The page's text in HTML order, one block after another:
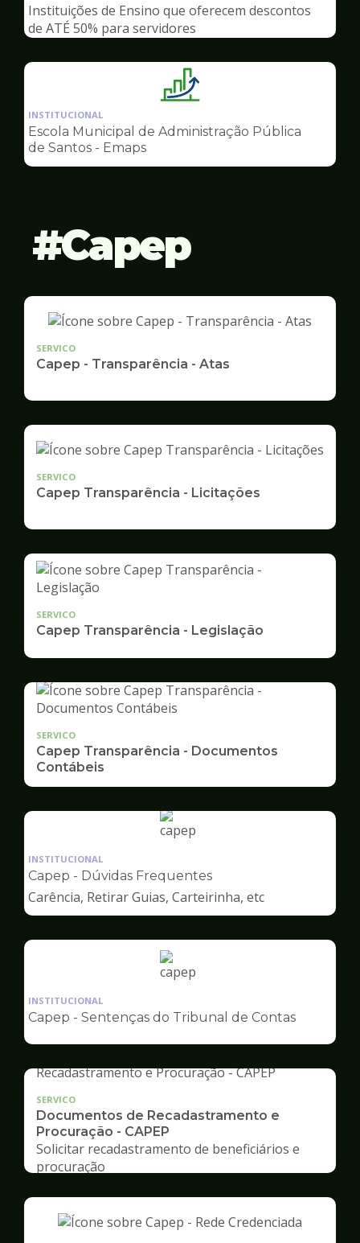
Gestão
Instituições de Ensino que oferecem descontos
de ATÉ 50% para servidores
Ilustração
pagina
Gestão
INSTITUCIONAL
Escola Municipal de Administração Pública
de Santos - Emaps
Capep
SERVICO
Capep - Transparência - Atas
SERVICO
Capep Transparência - Licitações
SERVICO
Capep Transparência - Legislação
SERVICO
Capep Transparência - Documentos
Contábeis
Ilustração
pagina
de
Capep
INSTITUCIONAL
Capep - Dúvidas Frequentes
Carência, Retirar Guias, Carteirinha, etc
Ilustração
pagina
Capep
INSTITUCIONAL
Capep - Sentenças do Tribunal de Contas
SERVICO
Documentos de Recadastramento e
Procuração - CAPEP
Solicitar recadastramento de beneficiários e
procuração